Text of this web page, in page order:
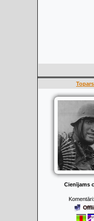
Cienījams
Komentāri: